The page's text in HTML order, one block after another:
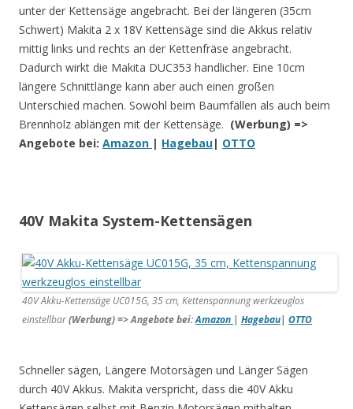
unter der Kettensäge angebracht. Bei der längeren (35cm
Schwert) Makita 2 x 18V Kettensäge sind die Akkus relativ
mittig links und rechts an der Kettenfräse angebracht.
Dadurch wirkt die Makita DUC353 handlicher. Eine 10cm
längere Schnittlänge kann aber auch einen großen
Unterschied machen. Sowohl beim Baumfällen als auch beim
Brennholz ablängen mit der Kettensäge. (Werbung) =>
Angebote bei: Amazon | Hagebau| OTTO
40V Makita System-Kettensägen
40V Akku-Kettensäge UC015G, 35 cm, Kettenspannung werkzeuglos
einstellbar(Werbung) => Angebote bei:Amazon | Hagebau| OTTO
Schneller sägen, Längere Motorsägen und Länger Sägen
durch 40V Akkus. Makita verspricht, dass die 40V Akku